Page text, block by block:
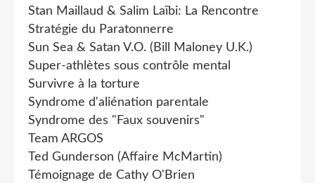
Stan Maillaud & Salim Laïbi: La Rencontre
Stratégie du Paratonnerre
Sun Sea & Satan V.O. (Bill Maloney U.K.)
Super-athlètes sous contrôle mental
Survivre à la torture
Syndrome d'aliénation parentale
Syndrome des "Faux souvenirs"
Team ARGOS
Ted Gunderson (Affaire McMartin)
Témoignage de Cathy O'Brien